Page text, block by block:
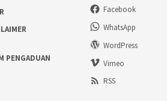
PENGADUAN
Facebook
WhatsApp
WordPress
Vimeo
RSS